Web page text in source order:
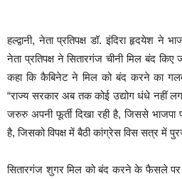
हल्द्वानी, नेता प्रतिपक्ष डॉ. इंदिरा हृदयेश ने
नेता प्रतिपक्ष ने सितारगंज चीनी मिल बंद
कहा कि कैबिनेट ने मिल को बंद करने का गलत
“राज्य सरकार अब तक कोई उद्योग धंधे नहीं
जरुरु अपनी फूर्ती दिखा रही है, जिससे भाजपा
है, जिसको विपक्ष में बैठी कांग्रेस विस सत्र में
सितारगंज शुगर मिल को बंद करने के फैसले पर